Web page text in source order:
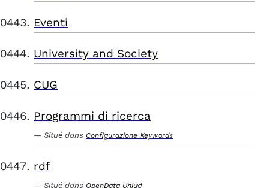
Eventi
University and Society
CUG
Programmi di ricerca
Situé dans Configurazione Keywords
rdf
Situé dans OpenData Uniud